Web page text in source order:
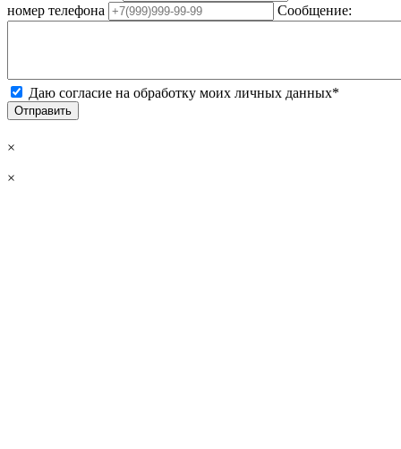
номер телефона
Сообщение:
Даю согласие на обработку моих личных данных*
Отправить
×
×